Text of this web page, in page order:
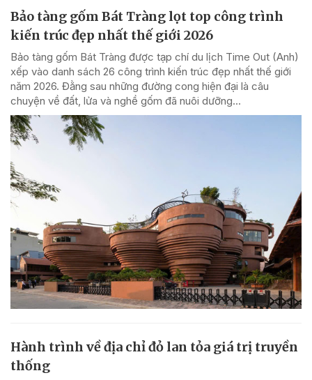
Bảo tàng gốm Bát Tràng lọt top công trình
kiến trúc đẹp nhất thế giới 2026
Bảo tàng gốm Bát Tràng được tạp chí du lịch Time Out (Anh)
xếp vào danh sách 26 công trình kiến trúc đẹp nhất thế giới
năm 2026. Đằng sau những đường cong hiện đại là câu
chuyện về đất, lửa và nghề gốm đã nuôi dưỡng...
Hành trình về địa chỉ đỏ lan tỏa giá trị truyền
thống